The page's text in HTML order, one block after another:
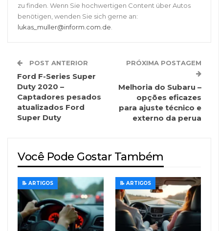
zu finden. Wenn Sie hochwertigen Content über Autos
benötigen, wenden Sie sich gerne an:
lukas_muller@inform.com.de
POST ANTERIOR
Ford F-Series Super
Duty 2020 –
Captadores pesados
​​​​atualizados Ford
Super Duty
PRÓXIMA POSTAGEM
Melhoria do Subaru –
opções eficazes
para ajuste técnico e
externo da perua
Você Pode Gostar Também
📝 ARTIGOS 📝 ARTIGOS